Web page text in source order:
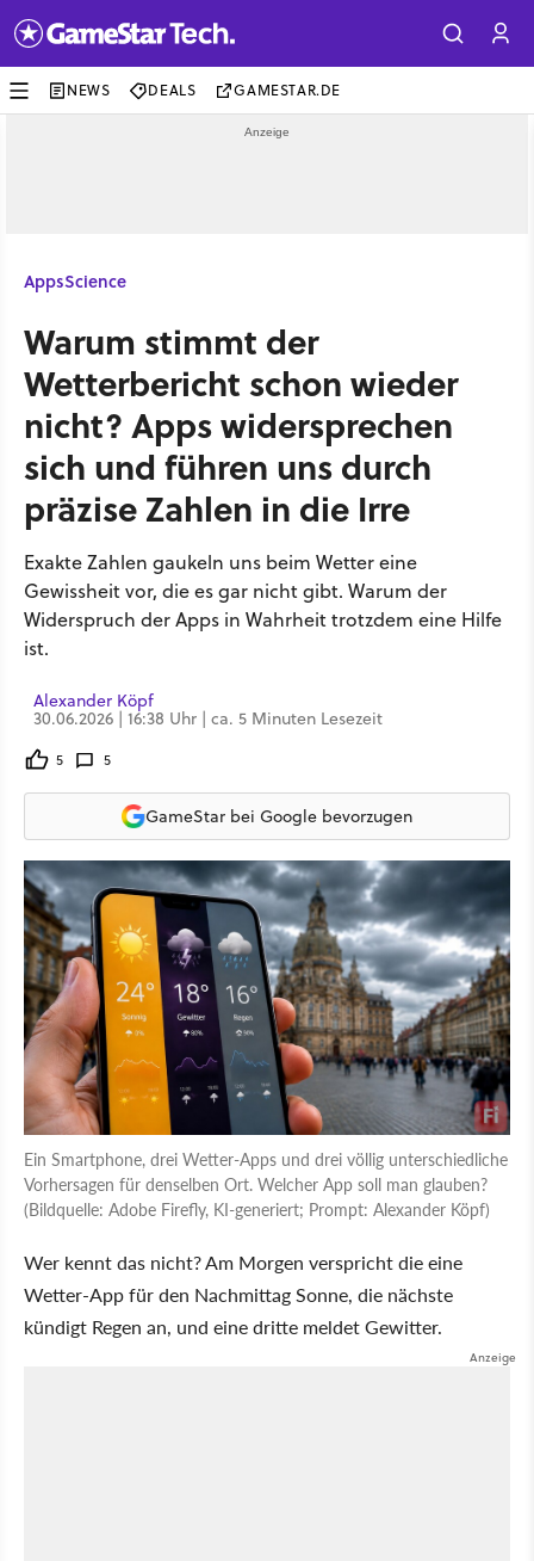
NEWS DEALS GAMESTAR.DE
AppsScience
Warum stimmt der
Wetterbericht schon wieder
nicht? Apps widersprechen
sich und führen uns durch
präzise Zahlen in die Irre
Exakte Zahlen gaukeln uns beim Wetter eine
Gewissheit vor, die es gar nicht gibt. Warum der
Widerspruch der Apps in Wahrheit trotzdem eine Hilfe
ist.
Alexander Köpf
30.06.2026 | 16:38 Uhr | ca. 5 Minuten Lesezeit
5 5
GameStar bei Google bevorzugen
Ein Smartphone, drei Wetter-Apps und drei völlig unterschiedliche
Vorhersagen für denselben Ort. Welcher App soll man glauben?
(Bildquelle: Adobe Firefly, KI-generiert; Prompt: Alexander Köpf)
Wer kennt das nicht? Am Morgen verspricht die eine
Wetter-App für den Nachmittag Sonne, die nächste
kündigt Regen an, und eine dritte meldet Gewitter.